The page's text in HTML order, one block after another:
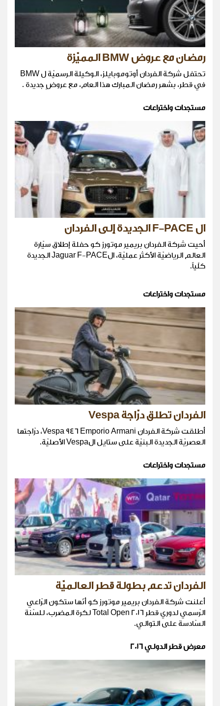
رمضان مع عروض BMW المميّزة
تحتفل شركة الفردان أوتوموبايلز، الوكيلة الرسميّة ل BMW
في قطر، بشهر رمضان المبارك هذا العام، مع عروضٍ جديدة .
مستجدات واختراعات
ال F-PACE الجديدة إلى الفردان
أحيت شركة الفردان بريمير موتورز كو حفلة إطلاق سيّارة
العالم الرياضيّة الأكثر عمليّة، الJaguar F-PACE الجديدة
كلّياً.
مستجدات واختراعات
الفردان تطلق درّاجة Vespa
أطلقت شركة الفردان Vespa 946 Emporio Armani، درّاجتها
العصريّة الجديدة البنيّة على ستايل الVespa الأصليّة.
مستجدات واختراعات
الفردان تدعم بطولة قطر العالميّة
أعلنت شركة الفردان بريمير موتورز كو أنّها ستكون الرّاعي
الرّسمي لدوري قطر Total Open 2016 لكرة المضرب، للسّنة
السّادسة على التوالي.
معرض قطر الدولي 2016